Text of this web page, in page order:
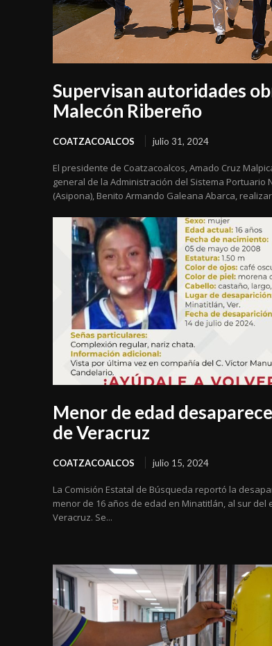
Supervisan autoridades
Malecón Ribereño
COATZACOALCOS julio 31, 2024
El presidente de Coatzacoalcos, Amado Cruz
general de la Administración del Sistema Portuario
(Asipona), Benito Armando Galeana Abarca,
Menor de edad
de Veracruz
COATZACOALCOS julio 15, 2024
La Comisión Estatal de Búsqueda reportó la
menor de 16 años de edad en Minatitlán, al sur del
Veracruz. Se...